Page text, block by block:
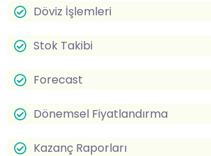
Döviz İşlemleri
Stok Takibi
Forecast
Dönemsel Fiyatlandırma
Kazanç Raporları